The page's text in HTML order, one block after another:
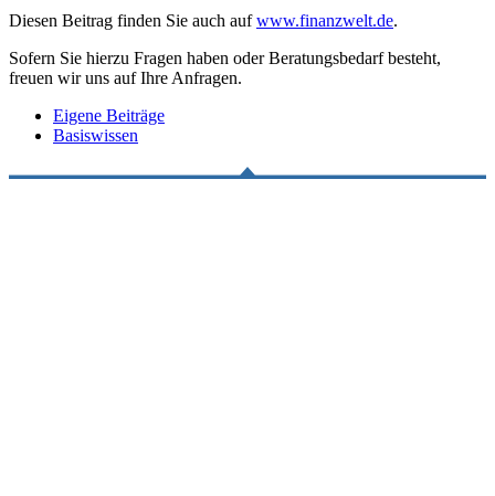
Diesen Beitrag finden Sie auch aufwww.finanzwelt.de.
Sofern Sie hierzu Fragen haben oder Beratungsbedarf besteht,
freuen wir uns auf Ihre Anfragen.
Eigene Beiträge
Basiswissen